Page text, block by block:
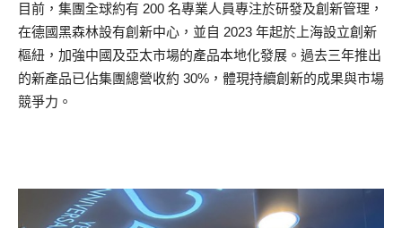
目前，集團全球約有 200 名專業人員專注於研發及創新管理，
在德國黑森林設有創新中心，並自 2023 年起於上海設立創新
樞紐，加強中國及亞太市場的產品本地化發展。過去三年推出
的新產品已佔集團總營收約 30%，體現持續創新的成果與市場
競爭力。